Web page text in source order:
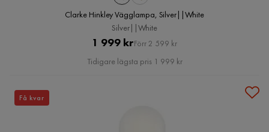
Clarke Hinkley Vägglampa, Silver||White
Silver||White
Pris
1 999 krOriginal
Pris
Förr 2 599 kr
Tidigare lägsta pris 1 999 kr
Få kvar